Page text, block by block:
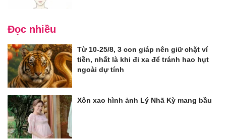
Đọc nhiều
Từ 10-25/8, 3 con giáp nên giữ chặt ví
tiền, nhất là khi đi xa để tránh hao hụt
ngoài dự tính
Xôn xao hình ảnh Lý Nhã Kỳ mang bầu